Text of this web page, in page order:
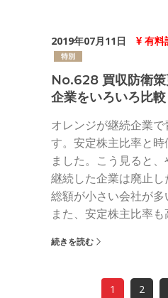
2019年07月11日 有料
No.628 買収防衛
企業をいろいろ比
オレンジが継続企業
す。安定株主比率と
ました。こう見ると
継続した企業は廃止
総額が小さい会社が多
また、安定株主比率も
続きを読む
1 2